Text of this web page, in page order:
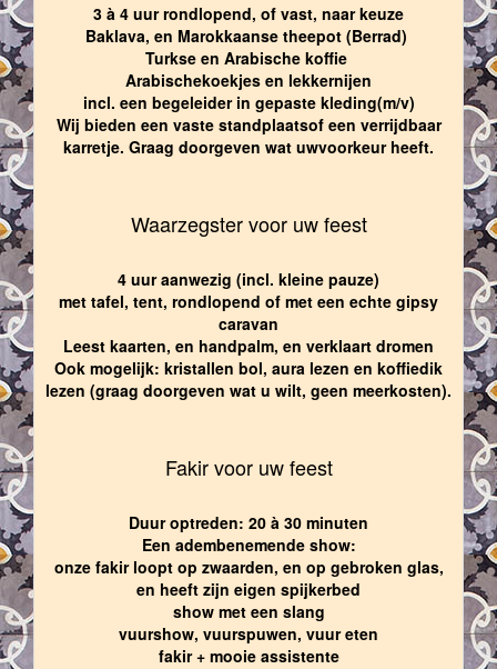
3 à 4 uur rondlopend, of vast, naar keuze
Baklava, en Marokkaanse theepot (Berrad)
Turkse en Arabische koffie
Arabischekoekjes en lekkernijen
incl. een begeleider in gepaste kleding(m/v)
Wij bieden een vaste standplaatsof een verrijdbaar
karretje. Graag doorgeven wat uwvoorkeur heeft.
Waarzegster voor uw feest
4 uur aanwezig (incl. kleine pauze)
met tafel, tent, rondlopend of met een echte gipsy
caravan
Leest kaarten, en handpalm, en verklaart dromen
Ook mogelijk: kristallen bol, aura lezen en koffiedik
lezen (graag doorgeven wat u wilt, geen meerkosten).
Fakir voor uw feest
Duur optreden: 20 à 30 minuten
Een adembenemende show:
onze fakir loopt op zwaarden, en op gebroken glas,
en heeft zijn eigen spijkerbed
show met een slang
vuurshow, vuurspuwen, vuur eten
fakir + mooie assistente